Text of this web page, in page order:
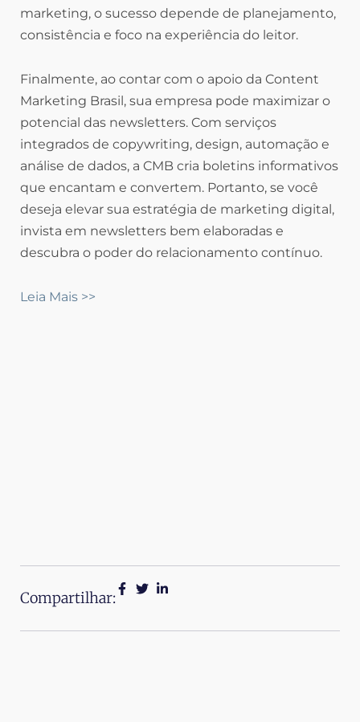
marketing, o sucesso depende de planejamento,
consistência e foco na experiência do leitor.
Finalmente, ao contar com o apoio da Content
Marketing Brasil, sua empresa pode maximizar o
potencial das newsletters. Com serviços
integrados de copywriting, design, automação e
análise de dados, a CMB cria boletins informativos
que encantam e convertem. Portanto, se você
deseja elevar sua estratégia de marketing digital,
invista em newsletters bem elaboradas e
descubra o poder do relacionamento contínuo.
Leia Mais >>
Compartilhar: